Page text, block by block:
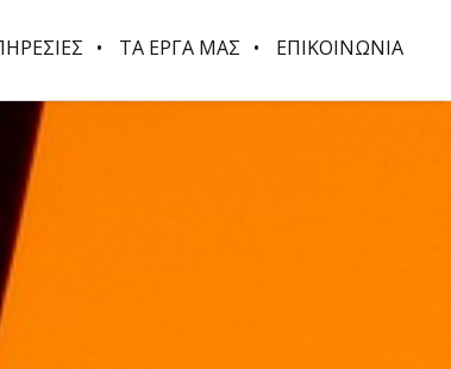
ΤΑ ΕΡΓΑ ΜΑΣ ΕΠΙΚΟΙΝΩΝΙΑ